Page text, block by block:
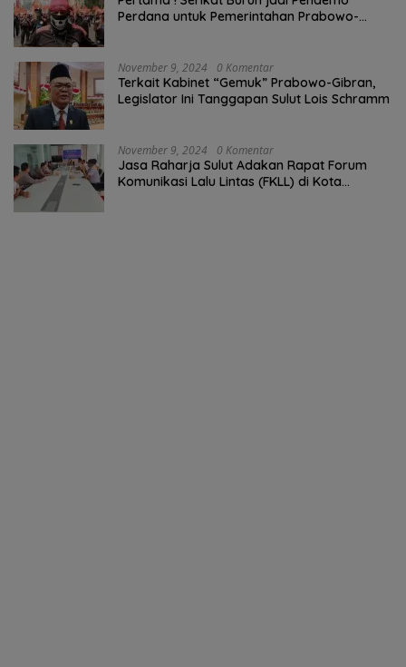
Perdana untuk Pemerintahan Prabowo-
November 9, 2024 0 Komentar
Terkait Kabinet “Gemuk” Prabowo-Gibran,
Legislator Ini Tanggapan Sulut Lois Schramm
November 9, 2024 0 Komentar
Jasa Raharja Sulut Adakan Rapat Forum
Komunikasi Lalu Lintas (FKLL) di Kota